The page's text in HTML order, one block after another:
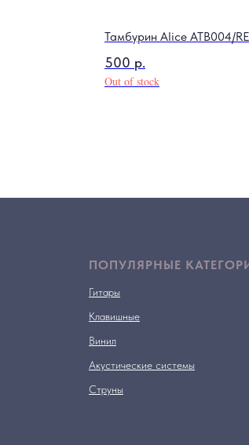
Тамбурин Alice ATB004/RE
500 р.
Out of stock
ПОПУЛЯРНЫЕ
Гитары
Клавишные
Винил
Акустические системы
Струны